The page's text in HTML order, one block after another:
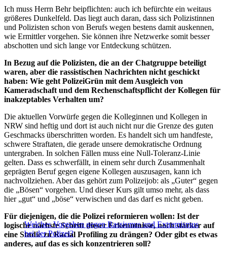
Ich muss Herrn Behr beipflichten: auch ich befürchte ein weitaus
größeres Dunkelfeld. Das liegt auch daran, dass sich Polizistinnen
und Polizisten schon von Berufs wegen bestens damit auskennen,
wie Ermittler vorgehen. Sie können ihre Netzwerke somit besser
abschotten und sich lange vor Entdeckung schützen.
In Bezug auf die Polizisten, die an der Chatgruppe beteiligt
waren, aber die rassistischen Nachrichten nicht geschickt
haben: Wie geht PolizeiGrün mit dem Ausgleich von
Kameradschaft und dem Rechenschaftspflicht der Kollegen für
inakzeptables Verhalten um?
Die aktuellen Vorwürfe gegen die Kolleginnen und Kollegen in
NRW sind heftig und dort ist auch nicht nur die Grenze des guten
Geschmacks überschritten worden. Es handelt sich um handfeste,
schwere Straftaten, die gerade unsere demokratische Ordnung
untergraben. In solchen Fällen muss eine Null-Toleranz-Linie
gelten. Dass es schwerfällt, in einem sehr durch Zusammenhalt
geprägten Beruf gegen eigene Kollegen auszusagen, kann ich
nachvollziehen. Aber das gehört zum Polizeijob: als „Guter“ gegen
die „Bösen“ vorgehen. Und dieser Kurs gilt umso mehr, als dass
hier „gut“ und „böse“ verwischen und das darf es nicht geben.
Welches Vorgehen gegen Rassismus und Extremismus
bei der Polizei?
Für diejenigen, die die Polizei reformieren wollen: Ist der
logische nächste Schritt dieser Erkenntnisse, noch stärker auf
eine Studie zu Racial Profiling zu drängen? Oder gibt es etwas
anderes, auf das es sich konzentrieren soll?